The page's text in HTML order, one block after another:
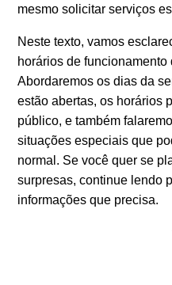
mesmo solicitar serviços
Neste texto, vamos
horários de
Abordaremos os dias da
estão abertas, os horários
público, e também
situações especiais que
normal. Se você quer se
surpresas, continue lendo
informações que precisa.